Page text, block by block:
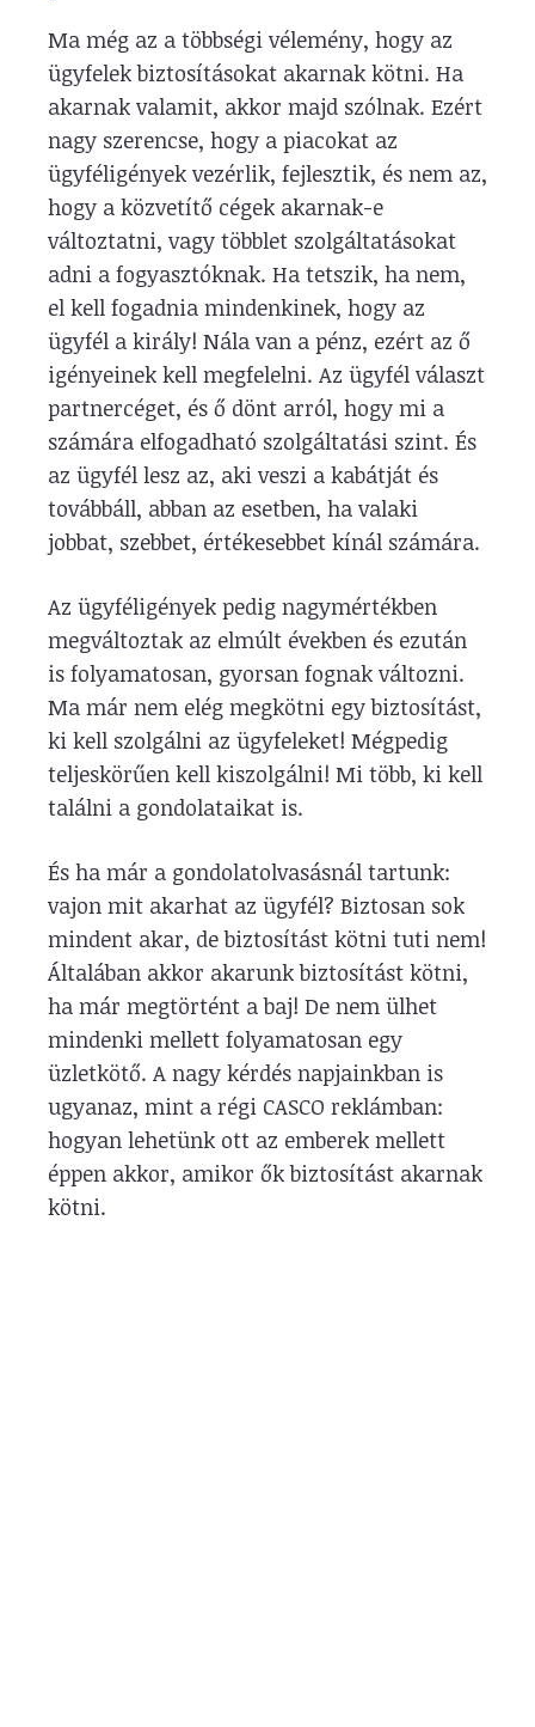
Ma még az a többségi vélemény, hogy az
ügyfelek biztosításokat akarnak kötni. Ha
akarnak valamit, akkor majd szólnak. Ezért
nagy szerencse, hogy a piacokat az
ügyféligények vezérlik, fejlesztik, és nem az,
hogy a közvetítő cégek akarnak-e
változtatni, vagy többlet szolgáltatásokat
adni a fogyasztóknak. Ha tetszik, ha nem,
el kell fogadnia mindenkinek, hogy az
ügyfél a király! Nála van a pénz, ezért az ő
igényeinek kell megfelelni. Az ügyfél választ
partnercéget, és ő dönt arról, hogy mi a
számára elfogadható szolgáltatási szint. És
az ügyfél lesz az, aki veszi a kabátját és
továbbáll, abban az esetben, ha valaki
jobbat, szebbet, értékesebbet kínál számára.
Az ügyféligények pedig nagymértékben
megváltoztak az elmúlt években és ezután
is folyamatosan, gyorsan fognak változni.
Ma már nem elég megkötni egy biztosítást,
ki kell szolgálni az ügyfeleket! Mégpedig
teljeskörűen kell kiszolgálni! Mi több, ki kell
találni a gondolataikat is.
És ha már a gondolatolvasásnál tartunk:
vajon mit akarhat az ügyfél? Biztosan sok
mindent akar, de biztosítást kötni tuti nem!
Általában akkor akarunk biztosítást kötni,
ha már megtörtént a baj! De nem ülhet
mindenki mellett folyamatosan egy
üzletkötő. A nagy kérdés napjainkban is
ugyanaz, mint a régi CASCO reklámban:
hogyan lehetünk ott az emberek mellett
éppen akkor, amikor ők biztosítást akarnak
kötni.